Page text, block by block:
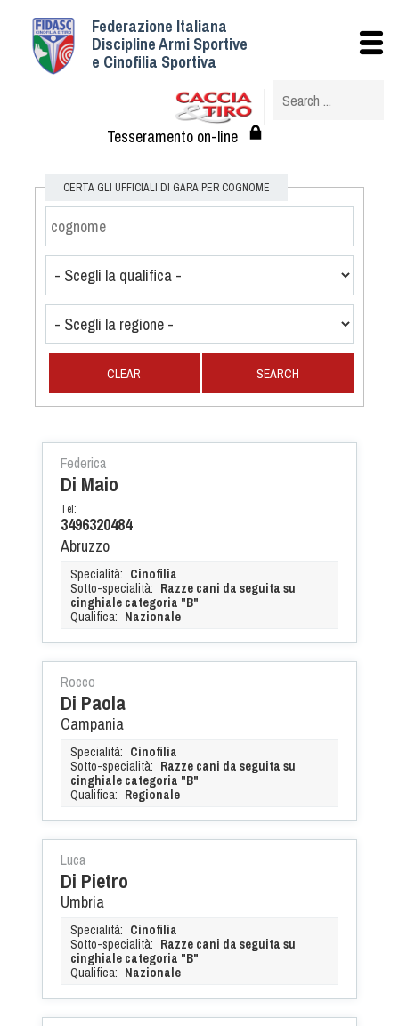
Federazione Italiana
Discipline Armi Sportive
e Cinofilia Sportiva
Tesseramento on-line
CERTA GLI UFFICIALI DI GARA PER COGNOME
SEARCH
CLEAR
Federica
Di Maio
Tel:
3496320484
Abruzzo
Specialità: Cinofilia
Sotto-specialità: Razze cani da seguita su
cinghiale categoria "B"
Qualifica: Nazionale
Rocco
Di Paola
Campania
Specialità: Cinofilia
Sotto-specialità: Razze cani da seguita su
cinghiale categoria "B"
Qualifica: Regionale
Luca
Di Pietro
Umbria
Specialità: Cinofilia
Sotto-specialità: Razze cani da seguita su
cinghiale categoria "B"
Qualifica: Nazionale
Istituzionale
Struttura
Albo Veterinari federali
Tesseramento e Affiliazioni
Statuto e Regolamenti
Assicurazione
Società
Organi di Giustizia - Dispositivi
Modelli e moduli
Albo Atleti Cinofili
Guida Locandine Ufficiali
English e Training Sporting
Paintball
Softair